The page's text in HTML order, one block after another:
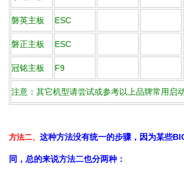
磐英主板 ESC
磐正主板 ESC
冠铭主板 F9
注意：其它机型请尝试或参考以上品牌常用启
方法二、 这种方法没有统一的步骤，因为某些
同，总的来说方法二也分两种：